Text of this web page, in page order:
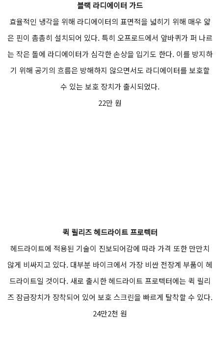
블랙 라디에이터 가드
효율적인 냉각을 위해 라디에이터의 표면적을 넓히기 위해 매우 얇
은 핀이 촘촘히 설치되어 있다. 특히 오프로드에서 앞바퀴가 퍼 나르
는 작은 돌에 라디에이터가 심각한 손상을 입기도 한다. 이를 방지하
기 위해 공기의 흐름은 방해하지 않으면서도 라디에이터를 보호할
수 있는 보호 장치가 출시되었다.
22만 원
퀵 릴리즈 헤드라이트 프로텍터
헤드라이트에 적용된 기술이 진보되어감에 따라 가격 또한 만만치
않게 비싸지고 있다. 대부분 바이크에서 가장 비싼 전장계 부품이 헤
드라이트일 것이다. 새로 출시한 헤드라이트 프로텍터에는 퀵 릴리
즈 잠금장치가 장착되어 있어 보호 스크린을 빠르게 탈착할 수 있다.
24만2천 원